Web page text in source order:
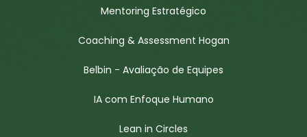
Mentoring Estratégico
Coaching & Assessment Hogan
Belbin - Avaliação de Equipes
IA com Enfoque Humano
Lean in Circles